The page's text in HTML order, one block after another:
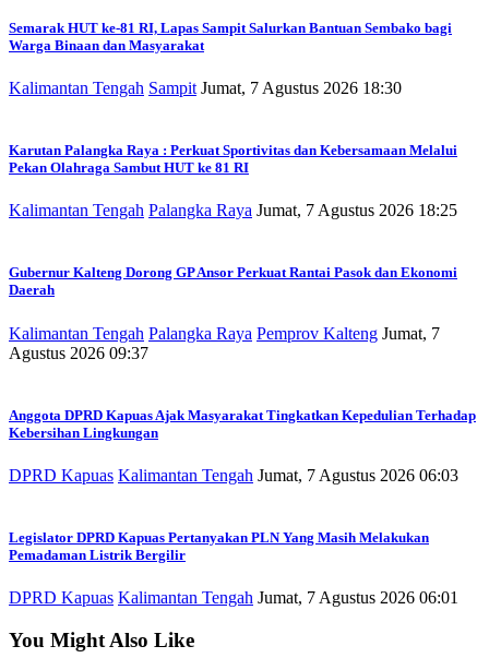
Semarak HUT ke-81 RI, Lapas Sampit Salurkan Bantuan Sembako bagi
Warga Binaan dan Masyarakat
Kalimantan Tengah Sampit Jumat, 7 Agustus 2026 18:30
Karutan Palangka Raya : Perkuat Sportivitas dan Kebersamaan Melalui
Pekan Olahraga Sambut HUT ke 81 RI
Kalimantan Tengah Palangka Raya Jumat, 7 Agustus 2026 18:25
Gubernur Kalteng Dorong GP Ansor Perkuat Rantai Pasok dan Ekonomi
Daerah
Kalimantan Tengah Palangka Raya Pemprov Kalteng Jumat, 7
Agustus 2026 09:37
Anggota DPRD Kapuas Ajak Masyarakat Tingkatkan Kepedulian Terhadap
Kebersihan Lingkungan
DPRD Kapuas Kalimantan Tengah Jumat, 7 Agustus 2026 06:03
Legislator DPRD Kapuas Pertanyakan PLN Yang Masih Melakukan
Pemadaman Listrik Bergilir
DPRD Kapuas Kalimantan Tengah Jumat, 7 Agustus 2026 06:01
You Might Also Like